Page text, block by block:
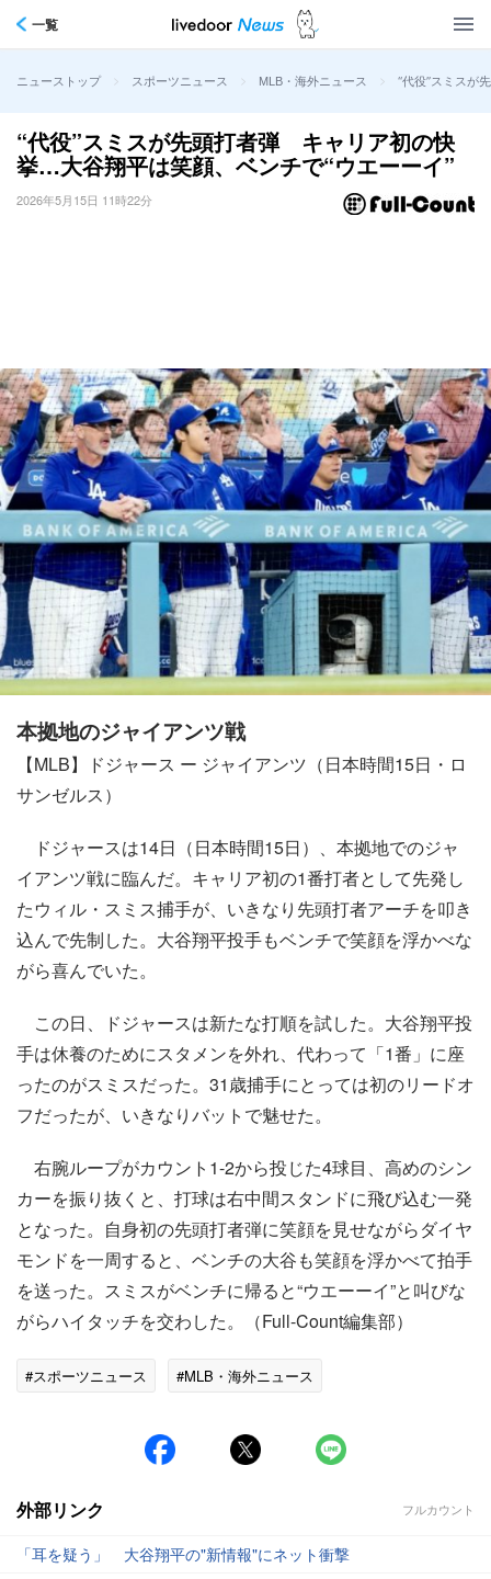
一覧
ニューストップ > スポーツニュース > MLB・海外ニュース > “代役”スミスが
“代役”スミスが先頭打者弾 キャリア初の快
挙…大谷翔平は笑顔、ベンチで“ウエーーイ”
2026年5月15日 11時22分
本拠地のジャイアンツ戦
【MLB】ドジャース ー ジャイアンツ（日本時間15日・ロ
サンゼルス）
ドジャースは14日（日本時間15日）、本拠地でのジャ
イアンツ戦に臨んだ。キャリア初の1番打者として先発し
たウィル・スミス捕手が、いきなり先頭打者アーチを叩き
込んで先制した。大谷翔平投手もベンチで笑顔を浮かべな
がら喜んでいた。
この日、ドジャースは新たな打順を試した。大谷翔平投
手は休養のためにスタメンを外れ、代わって「1番」に座
ったのがスミスだった。31歳捕手にとっては初のリードオ
フだったが、いきなりバットで魅せた。
右腕ループがカウント1-2から投じた4球目、高めのシン
カーを振り抜くと、打球は右中間スタンドに飛び込む一発
となった。自身初の先頭打者弾に笑顔を見せながらダイヤ
モンドを一周すると、ベンチの大谷も笑顔を浮かべて拍手
を送った。スミスがベンチに帰ると“ウエーーイ”と叫びな
がらハイタッチを交わした。（Full-Count編集部）
#スポーツニュース #MLB・海外ニュース
外部リンク フルカウント
「耳を疑う」 大谷翔平の"新情報"にネット衝撃